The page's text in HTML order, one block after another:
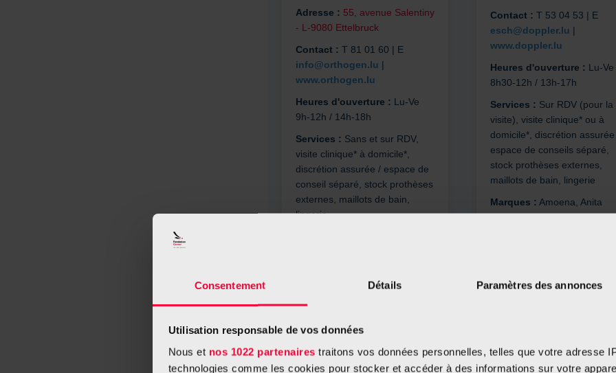
Consentement Détails Paramètres des annonces
Utilisation responsable de vos données
Nous et nos 1022 partenaires traitons vos données personnelles, telles que votre adresse
technologies comme les cookies pour stocker et accéder à des informations sur votre
Adresse : 55, avenue Salentiny
- L-9080 Ettelbruck
Contact : T 81 01 60 | E
info@orthogen.lu |
www.orthogen.lu
Heures d'ouverture : Lu-Ve
9h-12h / 14h-18h
Services : Sans et sur RDV,
visite clinique* à domicile*,
discrétion assurée / espace de
conseil séparé, stock prothèses
externes, maillots de bain,
lingerie
Contact : T 53 04 53 | E
esch@doppler.lu |
www.doppler.lu
Heures d'ouverture : Lu-Ve
8h30-12h / 13h-17h
Services : Sur RDV (pour la
visite), visite clinique* ou à
domicile*, discrétion
espace de conseils séparé,
stock prothèses externes,
maillots de bain, lingerie
Marques : Amoena, Anita
Doppler (Contern)
Adresse : 3, rue de l’Etang - L-
Contact :T 35 75 34 1 | E
Adresse :
124a, rue des